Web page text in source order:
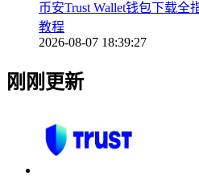
币安Trust Wallet钱包下载全
教程
2026-08-07 18:39:27
刚刚更新